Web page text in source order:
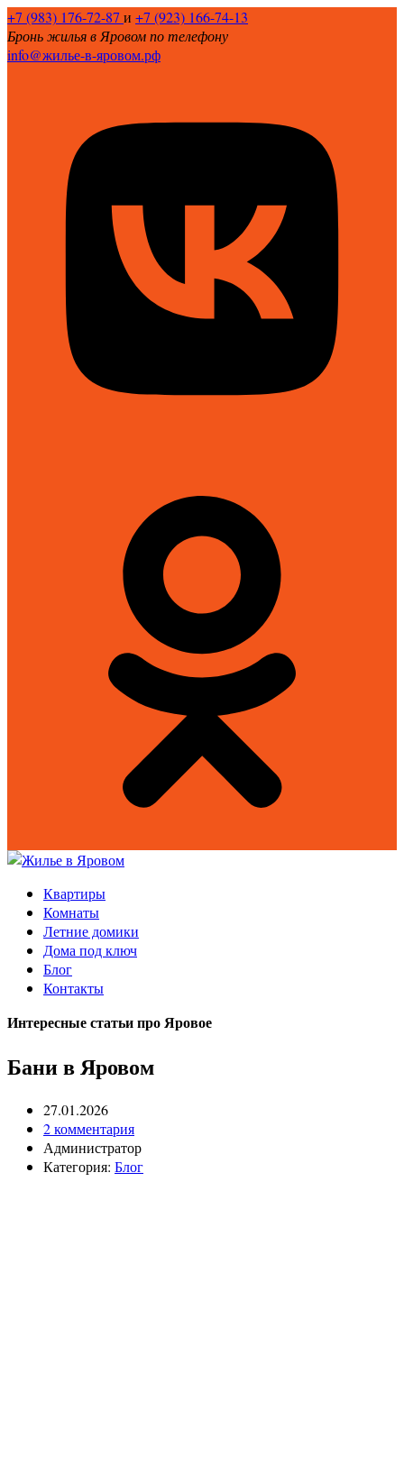
+7 (983) 176-72-87 и +7 (923) 166-74-13
Бронь жилья в Яровом по телефону
info@жилье-в-яровом.рф
Квартиры
Комнаты
Летние домики
Дома под ключ
Блог
Контакты
Интересные статьи про Яровое
Бани в Яровом
27.01.2026
2 комментария
Администратор
Категория: Блог